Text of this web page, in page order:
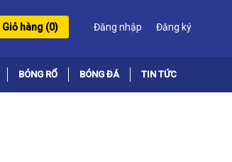
Giỏ hàng (0) Đăng nhập Đăng ký
BÓNG RỔ BÓNG ĐÁ TIN TỨC